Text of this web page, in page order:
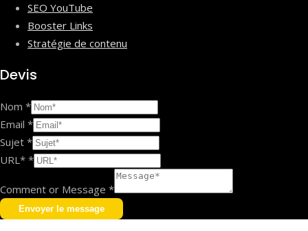
SEO YouTube
Booster Links
Stratégie de contenu
Devis
Nom *
Email *
Sujet *
URL* *
Comment or Message *
Envoyer le message